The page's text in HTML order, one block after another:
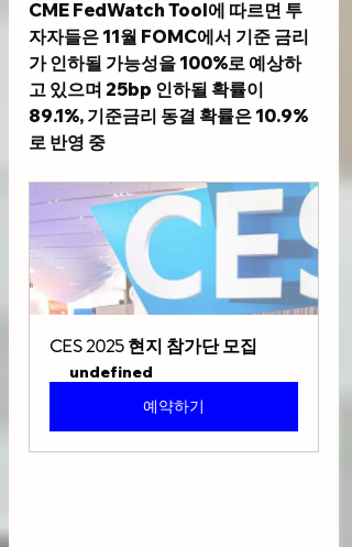
CME FedWatch Tool에 따르면 투
자자들은 11월 FOMC에서 기준 금리
가 인하될 가능성을 100%로 예상하
고 있으며 25bp 인하될 확률이
89.1%, 기준금리 동결 확률은 10.9%
로 반영 중
CES 2025 현지 참가단 모집
undefined
예약하기